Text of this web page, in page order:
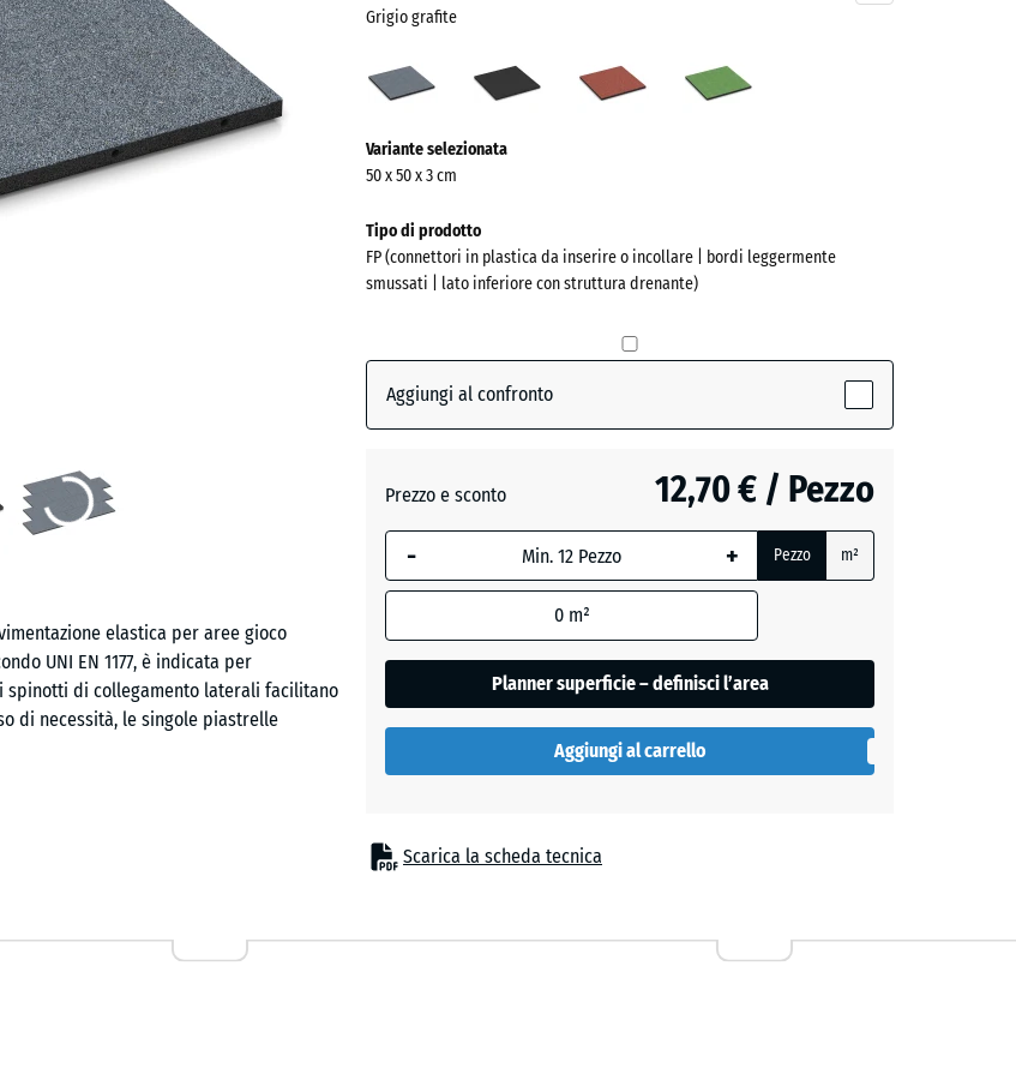
elastica per aree gioco
UNI EN 1177, è indicata per
spinotti di collegamento laterali facilitano
di necessità, le singole piastrelle
riabilitativi e assistenziali, dove una
Grigio grafite
grafite
pomodoro
informazioni
sui
colori?
Mostra
la
Grigio
grafite(active)
pomodoro
- 0,50 €
Verde
Variante selezionata
50 x 50 x 3 cm
Tipo di prodotto
FP (connettori in plastica da inserire o incollare | bordi leggermente
smussati | lato inferiore con struttura drenante)
Aggiungi al confronto
Prezzo e sconto 12,70 € / Pezzo
- + Pezzo m²
0 m²
Planner superficie – definisci l’area
Aggiungi al carrello
Scarica la scheda tecnica